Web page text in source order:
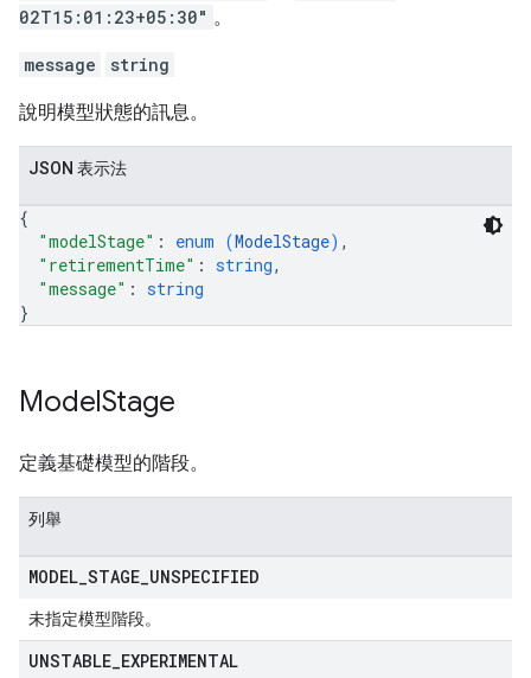
02T15:01:23+05:30" 。
message string
說明模型狀態的訊息。
JSON 表示法
{
"modelStage" : enum (ModelStage) ,
"retirementTime" : string,
"message" : string
}
ModelStage
定義基礎模型的階段。
列舉
MODEL STAGE UNSPECIFIED
未指定模型階段。
UNSTABLE EXPERIMENTAL